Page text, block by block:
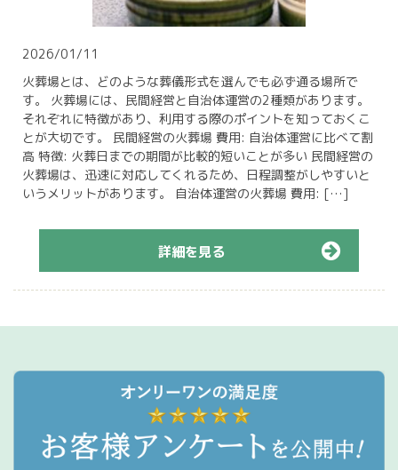
2026/01/11
火葬場とは、どのような葬儀形式を選んでも必ず通る場所で
す。 火葬場には、民間経営と自治体運営の2種類があります。
それぞれに特徴があり、利用する際のポイントを知っておくこ
とが大切です。 民間経営の火葬場 費用: 自治体運営に比べて割
高 特徴: 火葬日までの期間が比較的短いことが多い 民間経営の
火葬場は、迅速に対応してくれるため、日程調整がしやすいと
いうメリットがあります。 自治体運営の火葬場 費用: […]
詳細を見る